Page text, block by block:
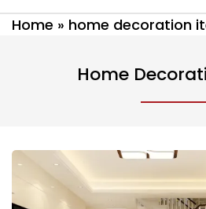
Home » home decoration
Home